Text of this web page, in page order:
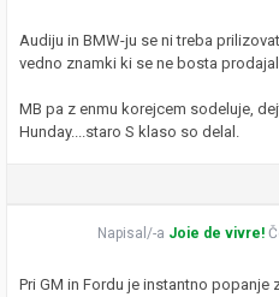
Audiju in BMW-ju se ni treba
vedno znamki ki se ne bosta
MB pa z enmu korejcem sodeluje,
Hunday....staro S klaso so delal.
Napisal/-a Joie de vivre!
Pri GM in Fordu je instantno